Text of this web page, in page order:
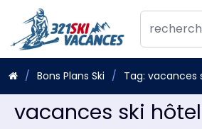
Bons Plans Ski Tag: vacances
vacances ski